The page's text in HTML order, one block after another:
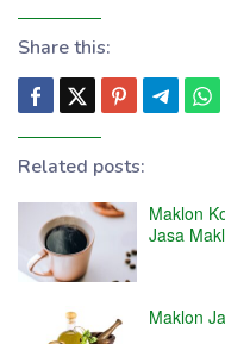
Share this:
Related posts:
Maklon
Jasa
Maklon